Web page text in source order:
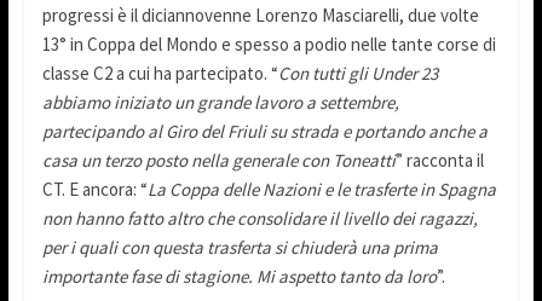
progressi è il diciannovenne Lorenzo Masciarelli, due volte
13° in Coppa del Mondo e spesso a podio nelle tante corse di
classe C2 a cui ha partecipato. “Con tutti gli Under 23
abbiamo iniziato un grande lavoro a settembre,
partecipando al Giro del Friuli su strada e portando anche a
casa un terzo posto nella generale con Toneatti” racconta il
CT. E ancora: “La Coppa delle Nazioni e le trasferte in Spagna
non hanno fatto altro che consolidare il livello dei ragazzi,
per i quali con questa trasferta si chiuderà una prima
importante fase di stagione. Mi aspetto tanto da loro”.